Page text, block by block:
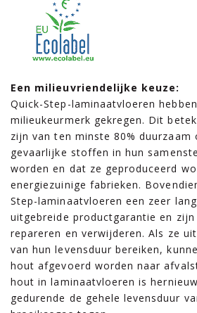
Een milieuvriendelijke keuze:
Quick-Step-laminaatvloeren
milieukeurmerk gekregen. Dit
zijn van ten minste 80%
gevaarlijke stoffen in hun
worden en dat ze geproduceerd
energiezuinige fabrieken.
Step-laminaatvloeren een zeer
uitgebreide productgarantie en
repareren en verwijderen. Als ze
van hun levensduur bereiken,
hout afgevoerd worden naar
hout in laminaatvloeren is
gedurende de gehele levensduur